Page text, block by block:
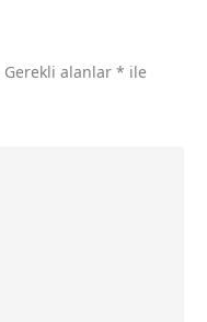
Gerekli alanlar * ile